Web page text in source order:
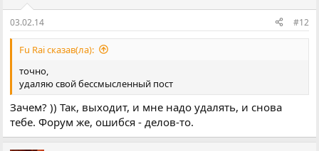
03.02.14 #12
Fu Rai сказав(ла):
точно,
удаляю свой бессмысленный пост
Зачем? )) Так, выходит, и мне надо удалять, и снова
тебе. Форум же, ошибся - делов-то.